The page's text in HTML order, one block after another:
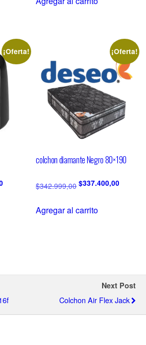
¡Oferta! ¡Oferta!
colchon diamante Negro 80×190
$342.999,00 $337.400,00
Agregar al carrito
Next Post
Colchon Air Flex Jack